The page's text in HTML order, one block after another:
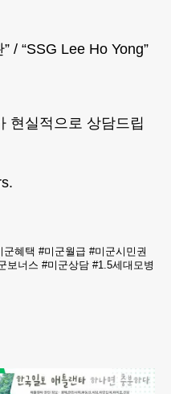
/ “SSG Lee Ho Yong”
현실적으로 상담드립
혜택 #미군월급 #미군시민권
보너스 #미군상담 #1.5세대모병